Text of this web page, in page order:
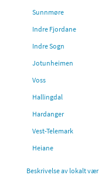
Sunnmøre
Indre Fjordane
Indre Sogn
Jotunheimen
Voss
Hallingdal
Hardanger
Vest-Telemark
Heiane
Beskrivelse av lokalt vær